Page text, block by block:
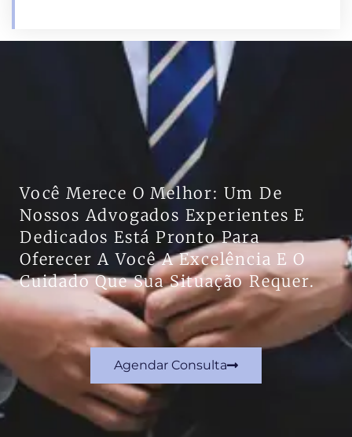
Você Merece O Melhor: Um De
Nossos Advogados Experientes E
Dedicados Está Pronto Para
Oferecer A Você A Excelência E O
Cuidado Que Sua Situação Requer.
Agendar Consulta